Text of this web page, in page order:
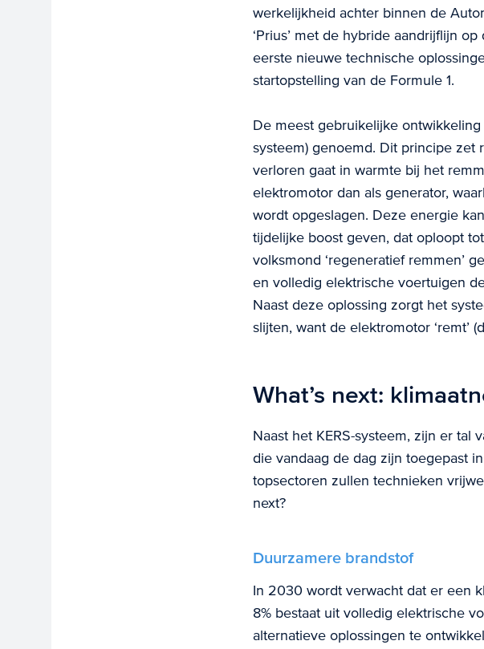
werkelijkheid achter binnen de
‘Prius’ met de hybride aandrijflijn
eerste nieuwe technische
startopstelling van de Formule 1.
De meest gebruikelijke
systeem) genoemd. Dit principe
verloren gaat in warmte bij het
elektromotor dan als generator,
wordt opgeslagen. Deze energie
tijdelijke boost geven, dat oploopt
volksmond ‘regeneratief remmen’
en volledig elektrische voertuigen
Naast deze oplossing zorgt het
slijten, want de elektromotor ‘remt’
What’s next:
Naast het KERS-systeem, zijn er tal
die vandaag de dag zijn toegepast
topsectoren zullen technieken
next?
Duurzamere brandstof
In 2030 wordt verwacht dat er een
8% bestaat uit volledig elektrische
alternatieve oplossingen te